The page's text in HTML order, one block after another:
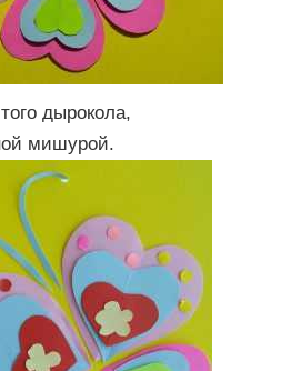
дырокола,
мишурой.